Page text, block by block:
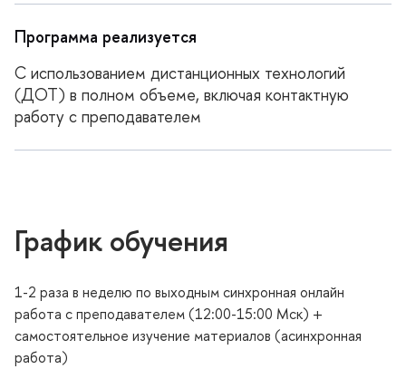
Программа реализуется
С использованием дистанционных технологий
(ДОТ) в полном объеме, включая контактную
работу с преподавателем
График обучения
1-2 раза в неделю по выходным синхронная онлайн
работа с преподавателем (12:00-15:00 Мск) +
самостоятельное изучение материалов (асинхронная
работа)